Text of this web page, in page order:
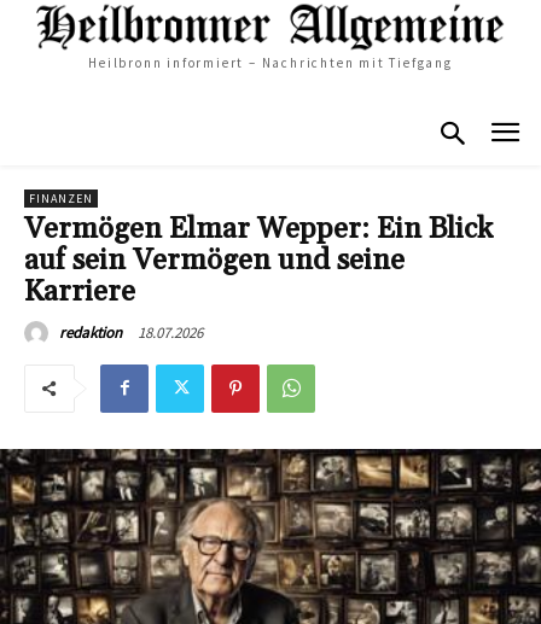
Heilbronn informiert – Nachrichten mit Tiefgang
FINANZEN
Vermögen Elmar Wepper: Ein Blick
auf sein Vermögen und seine
Karriere
redaktion 18.07.2026